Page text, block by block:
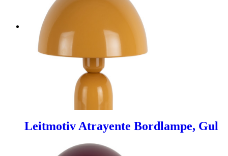
Leitmotiv Atrayente Bordlampe, Gul